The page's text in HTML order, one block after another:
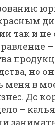
так и не
–
но
меня в
До
–